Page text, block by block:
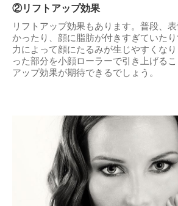
②リフトアップ効果
リフトアップ効果もあります。普段、
かったり、顔に脂肪が付きすぎていた
力によって顔にたるみが生じやすくな
った部分を小顔ローラーで引き上げる
アップ効果が期待できるでしょう。